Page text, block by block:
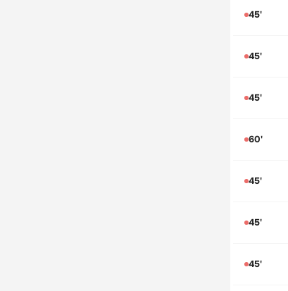
45'
45'
45'
60'
45'
45'
45'